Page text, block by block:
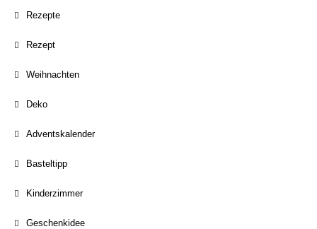
Rezepte
Rezept
Weihnachten
Deko
Adventskalender
Basteltipp
Kinderzimmer
Geschenkidee